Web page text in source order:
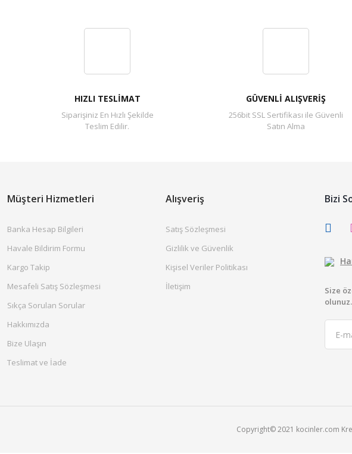
HIZLI TESLİMAT
Siparişiniz En Hızlı Şekilde
Teslim Edilir.
GÜVENLİ ALIŞVERİŞ
256bit SSL Sertifikası ile Güvenli
Satın Alma
Müşteri Hizmetleri
Banka Hesap Bilgileri
Havale Bildirim Formu
Kargo Takip
Mesafeli Satış Sözleşmesi
Sıkça Sorulan Sorular
Hakkımızda
Bize Ulaşın
Teslimat ve İade
Alışveriş
Satış Sözleşmesi
Gizlilik ve Güvenlik
Kişisel Veriler Politikası
İletişim
Bizi
Size
olunuz.
Copyright© 2021 kocinler.com